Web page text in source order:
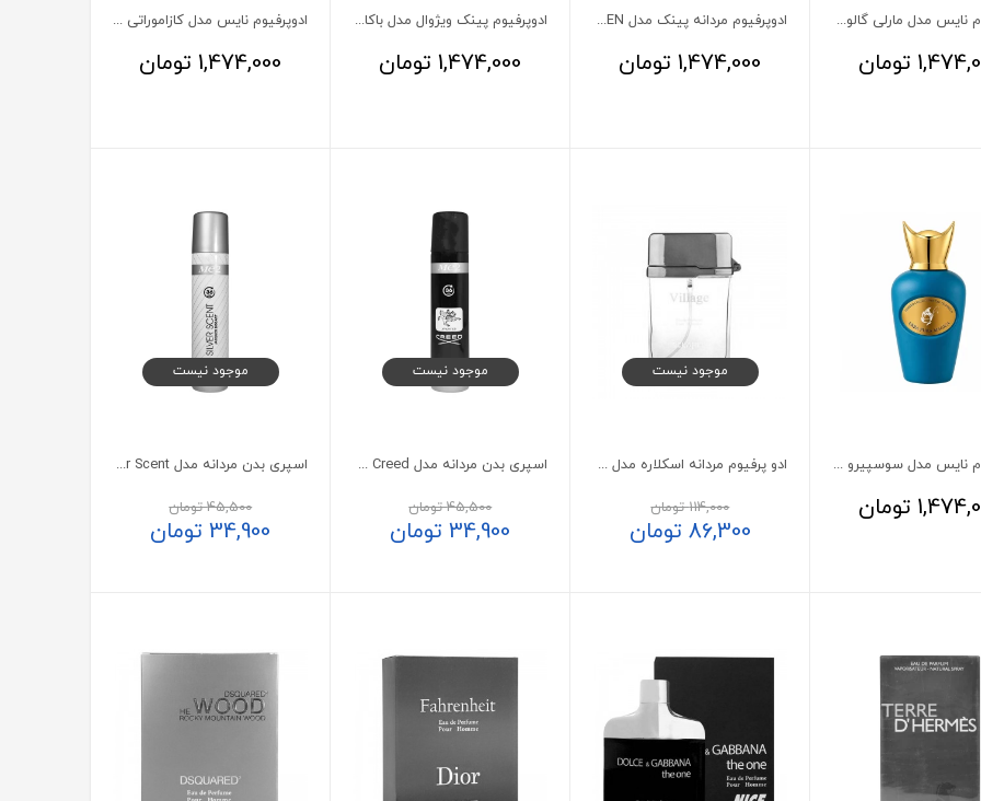
ادوپرفیوم نایس مدل مارلی گالووی
تومان
ادوپرفیوم مردانه پینک مدل 212MEN کارولینا هررا
1,474,000 تومان
ادوپرفیوم پینک ویژوال مدل باکارات رژ 540
1,474,000 تومان
ادوپرفیوم نایس مدل کازاموراتی 1888
1,474,000 تومان
ادوپرفیوم نایس مدل سوسپیرو ارباپورا
تومان
موجود نیست
ادو پرفیوم مردانه اسکلاره مدل Village حجم 100 میلی لیتر
114,000تومان
86,300 تومان
موجود نیست
اسپری بدن مردانه مدل Aventus Creed می تو 75 میلی لیتر
45,500تومان
34,900تومان
موجود نیست
اسپری بدن مردانه مدل Silver Scent می تو 75 میلی لیتر
45,500تومان
34,900تومان